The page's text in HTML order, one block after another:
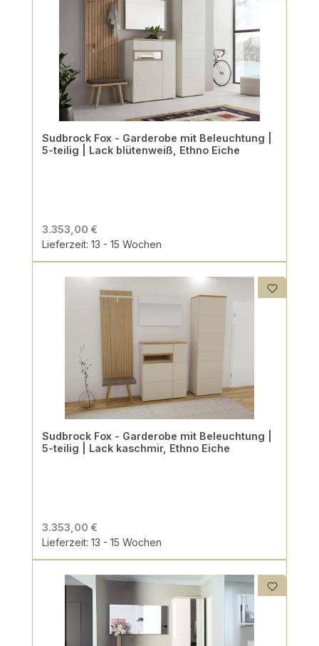
Sudbrock Fox - Garderobe mit Beleuchtung |
5-teilig | Lack blütenweiß, Ethno Eiche
3.353,00 €
Lieferzeit: 13 - 15 Wochen
Sudbrock Fox - Garderobe mit Beleuchtung |
5-teilig | Lack kaschmir, Ethno Eiche
3.353,00 €
Lieferzeit: 13 - 15 Wochen